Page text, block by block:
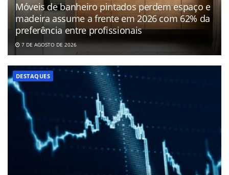
Móveis de banheiro pintados perdem espaço e
madeira assume a frente em 2026 com 62% da
preferência entre profissionais
7 DE AGOSTO DE 2026
DESTAQUES